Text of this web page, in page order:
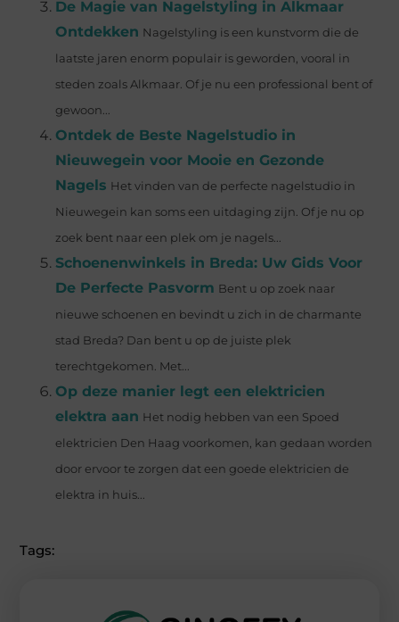
De Magie van Nagelstyling in Alkmaar
Ontdekken Nagelstyling is een kunstvorm die de
laatste jaren enorm populair is geworden, vooral in
steden zoals Alkmaar. Of je nu een professional bent of
gewoon...
Ontdek de Beste Nagelstudio in
Nieuwegein voor Mooie en Gezonde
Nagels Het vinden van de perfecte nagelstudio in
Nieuwegein kan soms een uitdaging zijn. Of je nu op
zoek bent naar een plek om je nagels...
Schoenenwinkels in Breda: Uw Gids Voor
De Perfecte Pasvorm Bent u op zoek naar
nieuwe schoenen en bevindt u zich in de charmante
stad Breda? Dan bent u op de juiste plek
terechtgekomen. Met...
Op deze manier legt een elektricien
elektra aan Het nodig hebben van een Spoed
elektricien Den Haag voorkomen, kan gedaan worden
door ervoor te zorgen dat een goede elektricien de
elektra in huis...
Tags: